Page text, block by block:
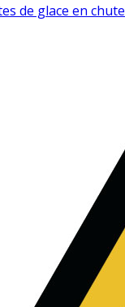
de glace en chute